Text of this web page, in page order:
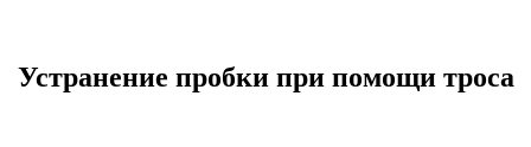
Устранение пробки при помощи троса